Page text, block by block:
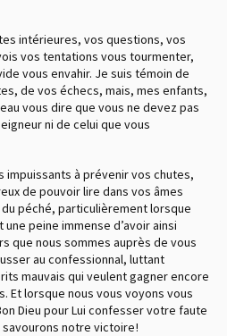
intérieures, vos questions, vos
vos tentations vous tourmenter,
vous envahir. Je suis témoin de
de vos échecs, mais, mes enfants,
vous dire que vous ne devez pas
ni de celui que vous
impuissants à prévenir vos chutes,
de pouvoir lire dans vos âmes
péché, particulièrement lorsque
peine immense d’avoir ainsi
que nous sommes auprès de vous
au confessionnal, luttant
mauvais qui veulent gagner encore
Et lorsque nous vous voyons vous
Dieu pour Lui confesser votre faute
notre victoire !